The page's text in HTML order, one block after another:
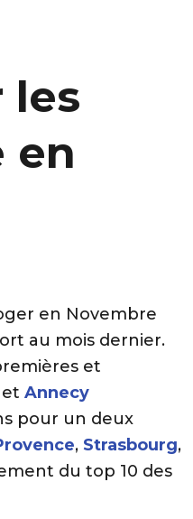
les
en
en Novembre
au mois dernier.
et
et Annecy
pour un deux
, Strasbourg,
du top 10 des